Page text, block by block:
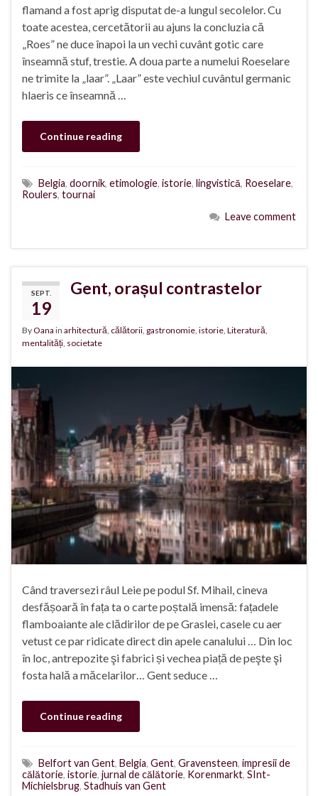
flamand a fost aprig disputat de-a lungul secolelor. Cu
toate acestea, cercetătorii au ajuns la concluzia că
„Roes” ne duce înapoi la un vechi cuvânt gotic care
înseamnă stuf, trestie. A doua parte a numelui Roeselare
ne trimite la „laar”. „Laar” este vechiul cuvântul germanic
hlaeris ce înseamnă …
Continue reading
Belgia, doornik, etimologie, istorie, lingvistică, Roeselare,
Roulers, tournai
Leave comment
SEPT.
19
Gent, orașul contrastelor
ByOana in arhitectură, călătorii, gastronomie, istorie, Literatură,
mentalități, societate
Când traversezi râul Leie pe podul Sf. Mihail, cineva
desfășoară în fața ta o carte poștală imensă: fațadele
flamboaiante ale clădirilor de pe Graslei, casele cu aer
vetust ce par ridicate direct din apele canalului … Din loc
în loc, antrepozite şi fabrici și vechea piață de peşte şi
fosta hală a măcelarilor… Gent seduce …
Continue reading
Belfort van Gent, Belgia, Gent, Gravensteen, impresii de
călătorie, istorie, jurnal de călătorie, Korenmarkt, SInt-
Michielsbrug, Stadhuis van Gent